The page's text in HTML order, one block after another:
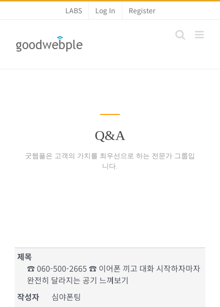
콘
LABS Log In Register
Q&A
굿웹플은 고객의 가치를 최우선으로 하는 전문가 그룹입
니다.
제목
☎ 060-500-2665 ☎ 이어폰 끼고 대화 시작하자마자
완전히 달라지는 공기 느껴보기
작성자
심야폰팅